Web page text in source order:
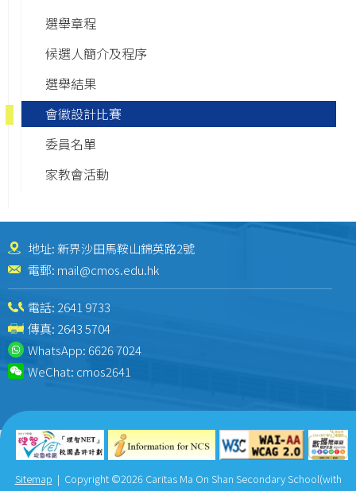
選舉章程
候選人簡介及程序
選舉結果
會徽設計比賽
委員名單
家教會活動
地址: 新界沙田馬鞍山錦英路2號
電郵: mail@cmos.edu.hk
電話: 2641 9733
傳真: 2643 5704
WhatsApp:6626 7024
WeChat: cmos2641
Sitemap | Copyright ©2026 Caritas Ma On Shan Secondary School(with